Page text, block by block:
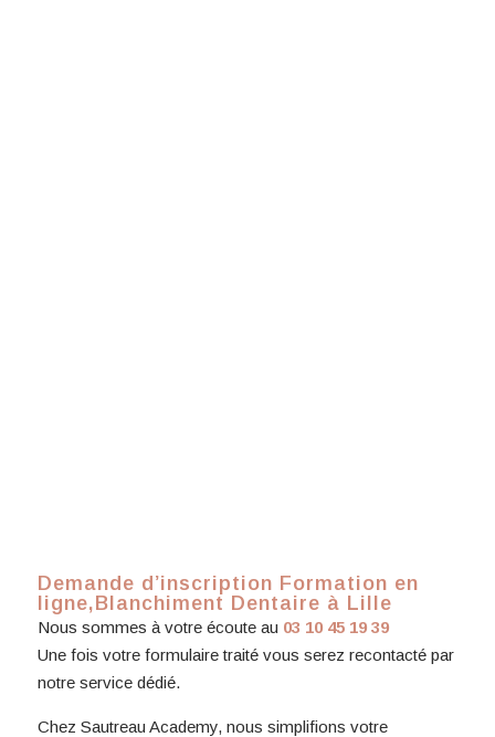
Demande d’inscription Formation en
ligne,Blanchiment Dentaire à Lille
Nous sommes à votre écoute au 03 10 45 19 39
Une fois votre formulaire traité vous serez recontacté par
notre service dédié.
Chez Sautreau Academy, nous simplifions votre